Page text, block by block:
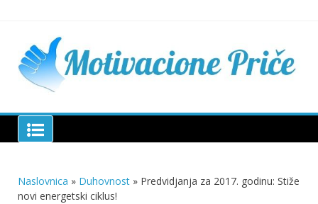
Motivacione Priče
Naslovnica » Duhovnost » Predvidjanja za 2017. godinu: Stiže
novi energetski ciklus!